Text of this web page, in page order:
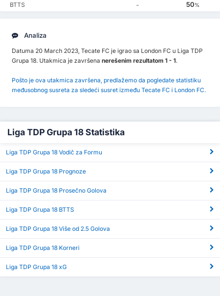
BTTS - 50%
Analiza
Datuma 20 March 2023, Tecate FC je igrao sa London FC u Liga TDP
Grupa 18. Utakmica je završena nerešenim rezultatom 1 - 1.
Pošto je ova utakmica završena, predlažemo da pogledate statistiku
međusobnog susreta za sledeći susret između Tecate FC i London FC.
Liga TDP Grupa 18 Statistika
Liga TDP Grupa 18 Vodič za Formu
Liga TDP Grupa 18 Prognoze
Liga TDP Grupa 18 Prosečno Golova
Liga TDP Grupa 18 BTTS
Liga TDP Grupa 18 Više od 2.5 Golova
Liga TDP Grupa 18 Korneri
Liga TDP Grupa 18 xG